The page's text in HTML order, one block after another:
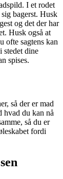
I et rodet
bagerst. Husk
og det der har
Husk også at
ofte sagtens kan
stedet dine
spises.
så der er mad
hvad du kan nå
så du er
fordi